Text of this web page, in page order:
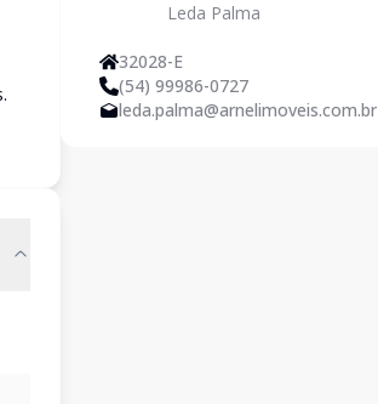
Leda Palma
32028-E
(54) 99986-0727
leda.palma@arnelimoveis.com.br